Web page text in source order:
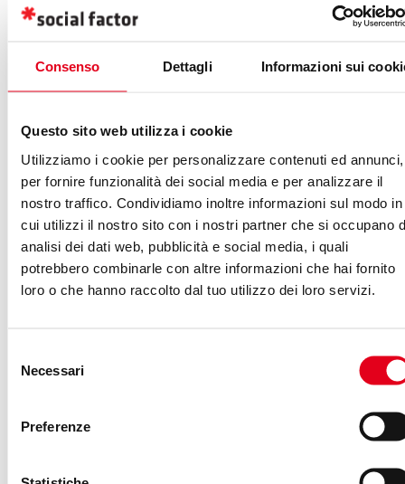
Consenso Dettagli Informazioni sui
Questo sito web utilizza i cookie
Utilizziamo i cookie per personalizzare contenuti ed annunci,
per fornire funzionalità dei social media e per analizzare il
nostro traffico. Condividiamo inoltre informazioni sul modo in
cui utilizzi il nostro sito con i nostri partner che si occupano
analisi dei dati web, pubblicità e social media, i quali
potrebbero combinarle con altre informazioni che hai fornito
loro o che hanno raccolto dal tuo utilizzo dei loro servizi.
delNecessari
Preferenze
Prima di tutto è utile fargli presente che
un marchio di
perciò, se un domani un concorrente volesse utilizzare il
Infatti la legge stabilisce cheun marchio descrittivo si
può usare, manessuno può appropriarsene
registrandolo come suo in via esclusiva, perché i
termini generici , come quello del nostro esempio
(Orologi Sportivi), devono essere a disposizione di
tutti.
descrittivo nel
, che non verrà quindi registrato,
, come